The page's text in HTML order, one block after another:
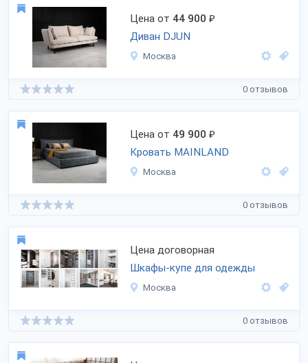
Цена от 44 900 ₽
Диван DJUN
Москва
0 отзывов
Цена от 49 900 ₽
Кровать MAINLAND
Москва
0 отзывов
Цена договорная
Шкафы-купе для одежды
Москва
0 отзывов